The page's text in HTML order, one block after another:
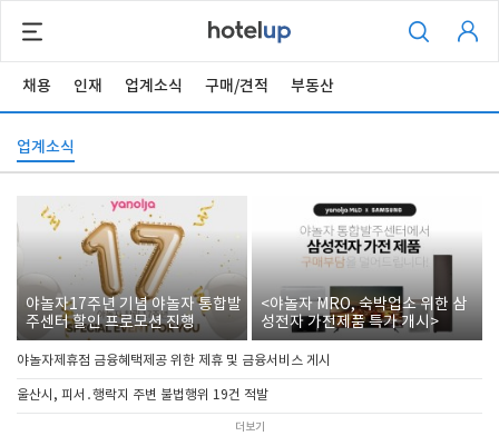
채용 인재 업계소식 구매/견적 부동산
업계소식
야놀자17주년 기념 야놀자 통합발
주센터 할인 프로모션 진행
<야놀자 MRO, 숙박업소 위한 삼
성전자 가전제품 특가 개시>
야놀자제휴점 금융혜택제공 위한 제휴 및 금융서비스 게시
울산시, 피서․행락지 주변 불법행위 19건 적발
더보기